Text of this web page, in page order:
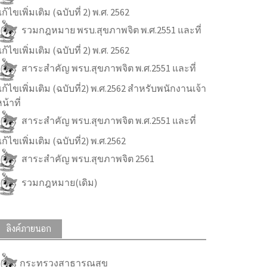
ไขเพิ่มเติม (ฉบับที่ 2) พ.ศ. 2562
รวมกฎหมาย พรบ.สุขภาพจิต พ.ศ.2551 และที่
ไขเพิ่มเติม (ฉบับที่ 2) พ.ศ. 2562
สาระสำคัญ พรบ.สุขภาพจิต พ.ศ.2551 และที่
ไขเพิ่มเติม (ฉบับที่2) พ.ศ.2562 สำหรับพนักงานเจ้า
น้าที่
สาระสำคัญ พรบ.สุขภาพจิต พ.ศ.2551 และที่
ไขเพิ่มเติม (ฉบับที่2) พ.ศ.2562
สาระสำคัญ พรบ.สุขภาพจิต 2561
รวมกฎหมาย(เดิม)
ลิงค์ภายนอก
กระทรวงสาธารณสุข